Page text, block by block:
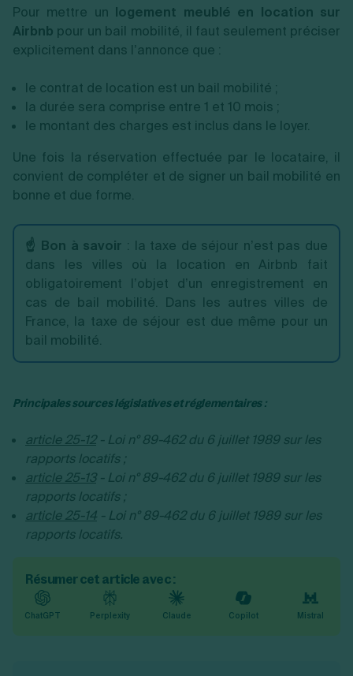
Pour mettre un logement meublé en location sur
Airbnb pour un bail mobilité, il faut seulement préciser
explicitement dans l’annonce que :
le contrat de location est un bail mobilité ;
la durée sera comprise entre 1 et 10 mois ;
le montant des charges est inclus dans le loyer.
Une fois la réservation effectuée par le locataire, il
convient de compléter et de signer un bail mobilité en
bonne et due forme.
☝️ Bon à savoir : la taxe de séjour n’est pas due
dans les villes où la location en Airbnb fait
obligatoirement l’objet d’un enregistrement en
cas de bail mobilité. Dans les autres villes de
France, la taxe de séjour est due même pour un
bail mobilité.
Principales sources législatives et réglementaires :
article 25-12- Loi n° 89-462 du 6 juillet 1989 sur les
rapports locatifs ;
article 25-13- Loi n° 89-462 du 6 juillet 1989 sur les
rapports locatifs ;
article 25-14 - Loi n° 89-462 du 6 juillet 1989 sur les
rapports locatifs.
Résumer cet article avec :
ChatGPT Perplexity Claude Copilot Mistral